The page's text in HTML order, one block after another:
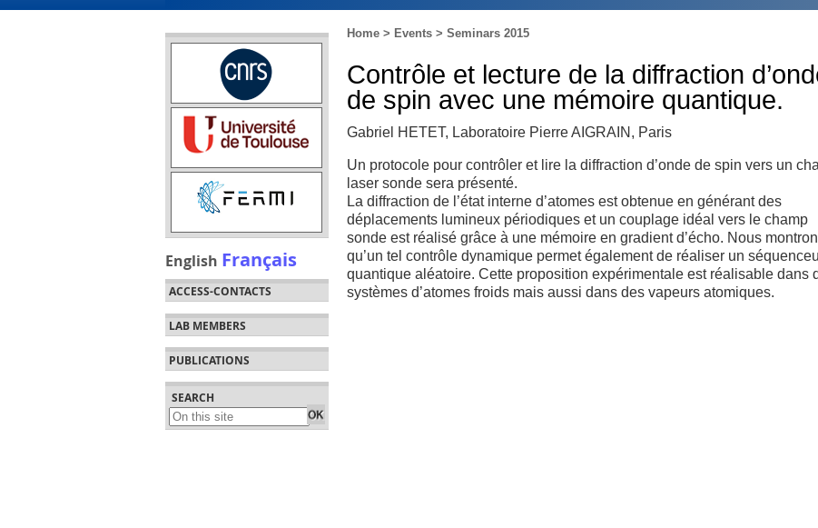
English Français
ACCESS-CONTACTS
LAB MEMBERS
PUBLICATIONS
SEARCH
Home > Events > Seminars 2015
Contrôle et lecture de la diffraction
de spin avec une mémoire quantique.
Gabriel HETET, Laboratoire Pierre AIGRAIN, Paris
Un protocole pour contrôler et lire la diffraction d’onde de spin vers un
laser sonde sera présenté.
La diffraction de l’état interne d’atomes est obtenue en générant des
déplacements lumineux périodiques et un couplage idéal vers le champ
sonde est réalisé grâce à une mémoire en gradient d’écho. Nous
qu’un tel contrôle dynamique permet également de réaliser un
quantique aléatoire. Cette proposition expérimentale est réalisable dans
systèmes d’atomes froids mais aussi dans des vapeurs atomiques.